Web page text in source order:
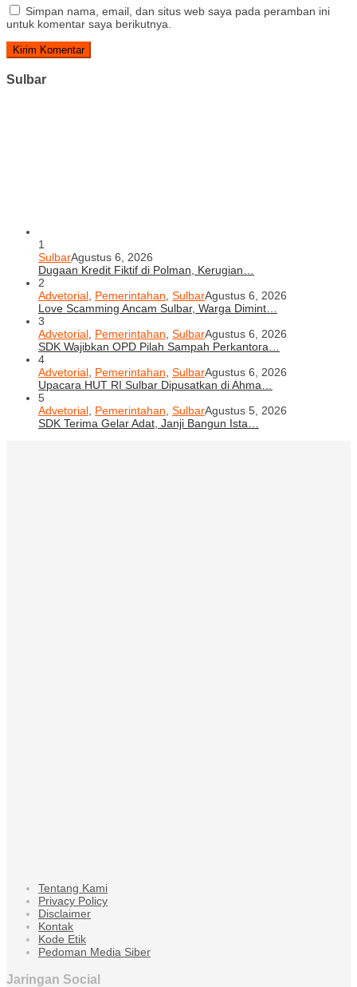
Simpan nama, email, dan situs web saya pada peramban ini
untuk komentar saya berikutnya.
Sulbar
1
SulbarAgustus 6, 2026
Dugaan Kredit Fiktif di Polman, Kerugian…
2
Advetorial, Pemerintahan, SulbarAgustus 6, 2026
Love Scamming Ancam Sulbar, Warga Dimint…
3
Advetorial, Pemerintahan, SulbarAgustus 6, 2026
SDK Wajibkan OPD Pilah Sampah Perkantora…
4
Advetorial, Pemerintahan, SulbarAgustus 6, 2026
Upacara HUT RI Sulbar Dipusatkan di Ahma…
5
Advetorial, Pemerintahan, SulbarAgustus 5, 2026
SDK Terima Gelar Adat, Janji Bangun Ista…
Tentang Kami
Privacy Policy
Disclaimer
Kontak
Kode Etik
Pedoman Media Siber
Jaringan Social